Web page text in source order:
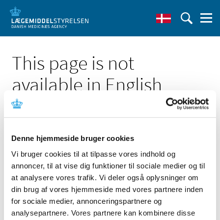
Denne hjemmeside bruger cookies
Vi bruger cookies til at tilpasse vores indhold og
annoncer, til at vise dig funktioner til sociale medier og til
at analysere vores trafik. Vi deler også oplysninger om
din brug af vores hjemmeside med vores partnere inden
for sociale medier, annonceringspartnere og
analysepartnere. Vores partnere kan kombinere disse
This page is not
available in English
Click here to see the Danish page 'Antistina-privin 0,25
mg/ml + 5 mg/ml øjendråber, opløsning;
forsyningsvanskelighed'
Go to English frontpage